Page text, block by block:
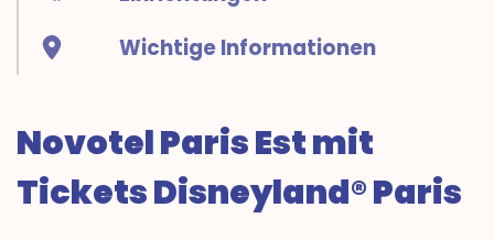
Wichtige Informationen
Novotel Paris Est mit
Tickets Disneyland® Paris